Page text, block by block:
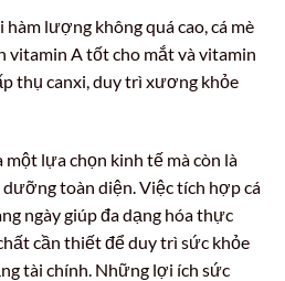
lượng không quá cao, cá mè
vitamin A tốt cho mắt và vitamin
thụ canxi, duy trì xương khỏe
một lựa chọn kinh tế mà còn là
toàn diện. Việc tích hợp cá
ngày giúp đa dạng hóa thực
cần thiết để duy trì sức khỏe
tài chính. Những lợi ích sức